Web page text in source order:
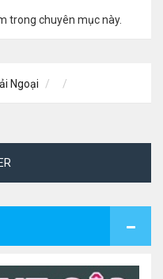
trong chuyên mục này.
Ngoại